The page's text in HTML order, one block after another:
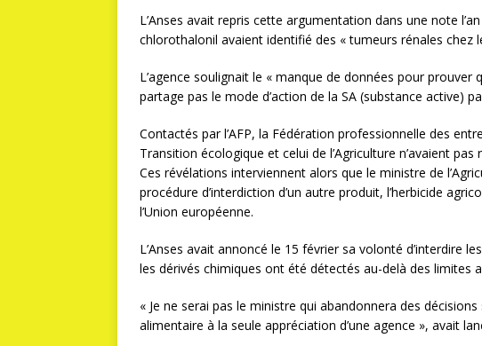
L’Anses avait repris cette argumentation dans une note
chlorothalonil avaient identifié des « tumeurs rénales chez
L’agence soulignait le « manque de données pour
partage pas le mode d’action de la SA (substance active)
Contactés par l’AFP, la Fédération professionnelle des
Transition écologique et celui de l’Agriculture n’avaient pas
Ces révélations interviennent alors que le ministre de
procédure d’interdiction d’un autre produit, l’herbicide
l’Union européenne.
L’Anses avait annoncé le 15 février sa volonté d’interdire
les dérivés chimiques ont été détectés au-delà des limites
« Je ne serai pas le ministre qui abandonnera des
alimentaire à la seule appréciation d’une agence », avait